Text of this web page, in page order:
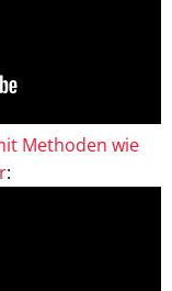
Methoden wie
: